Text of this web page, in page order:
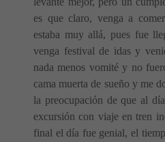
es que claro, venga a
estaba muy allá, pues fue
venga festival de idas y
nada menos vomité y no
cama muerta de sueño y me
la preocupación de que al
excursión con viaje en tren
final el día fue genial, el